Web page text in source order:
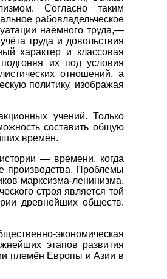
Согласно таким
рабовладельческое
наёмного труда,—
труда и довольствия
характер и классовая
их под условия
отношений, а
политику, изображая
учений. Только
составить общую
времён.
— времени, когда
производства. Проблемы
марксизма-ленинизма.
строя является той
древнейших обществ.
экономическая
этапов развития
племён Европы и Азии в